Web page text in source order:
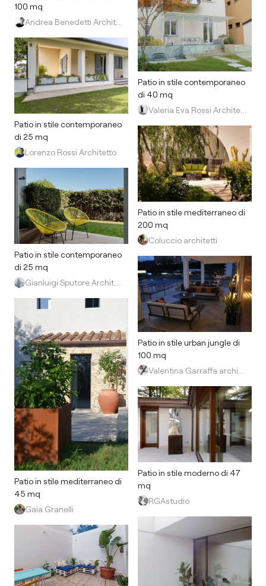
100 mq
Andrea Benedetti Architetto
Patio in stile contemporaneo
di 25 mq
Lorenzo Rossi Architetto
Patio in stile contemporaneo
di 25 mq
Patio in stile mediterraneo di
45 mq
Gaia Granelli
Patio in stile contemporaneo
di 40 mq
Patio in stile mediterraneo di
200 mq
Coluccio architetti
Patio in stile urban jungle di
100 mq
Patio in stile moderno di 47
mq
RGAstudio